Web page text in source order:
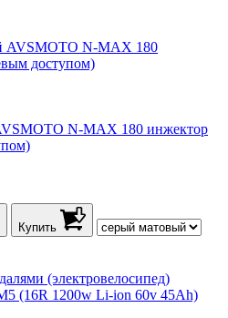
N-MAX 180 инжектор
Купить